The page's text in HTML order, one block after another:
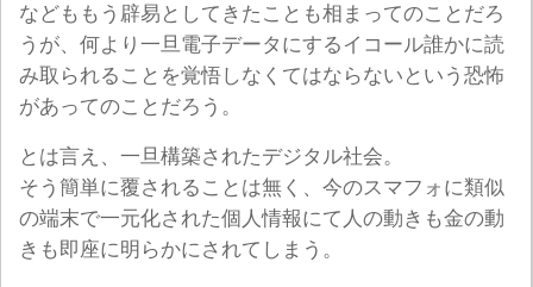
などももう辟易としてきたことも相まってのことだろ
うが、何より一旦電子データにするイコール誰かに読
み取られることを覚悟しなくてはならないという恐怖
があってのことだろう。
とは言え、一旦構築されたデジタル社会。
そう簡単に覆されることは無く、今のスマフォに類似
の端末で一元化された個人情報にて人の動きも金の動
きも即座に明らかにされてしまう。